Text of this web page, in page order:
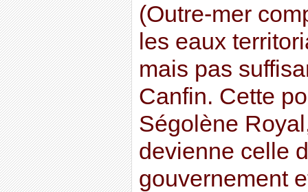
(Outre-mer
les eaux
mais pas
Canfin. Cette
Ségolène
devienne celle
gouvernement